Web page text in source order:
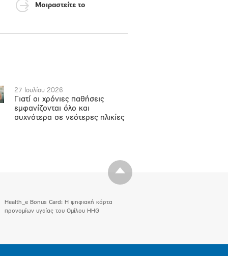
Μοιραστείτε το
27 Ιουλίου 2026
Γιατί οι χρόνιες παθήσεις
εμφανίζονται όλο και
συχνότερα σε νεότερες ηλικίες
Health_e Bonus Card: H ψηφιακή κάρτα
προνομίων υγείας του Ομίλου HHG